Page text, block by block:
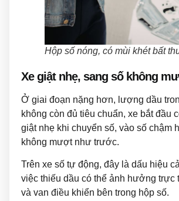
Hộp số nóng, có mùi khét bất
Xe giật nhẹ, sang số không
Ở giai đoạn nặng hơn, lượng dầu
không còn đủ tiêu chuẩn, xe bắt đầu
giật nhẹ khi chuyển số, vào số chậm
không mượt như trước.
Trên xe số tự động, đây là dấu hiệu
việc thiếu dầu có thể ảnh hưởng trực
và van điều khiển bên trong hộp số.